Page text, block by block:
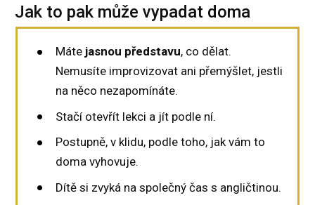
Jak to pak může vypadat doma
Máte jasnou představu, co dělat.
Nemusíte improvizovat ani přemýšlet, jestli
na něco nezapomínáte.
Stačí otevřít lekci a jít podle ní.
Postupně, v klidu, podle toho, jak vám to
doma vyhovuje.
Dítě si zvyká na společný čas s angličtinou.